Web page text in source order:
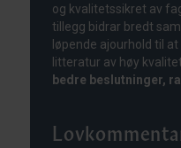
og kvalitetssikret av
tillegg bidrar bredt
løpende ajourhold til
litteratur av høy
bedre beslutninger,